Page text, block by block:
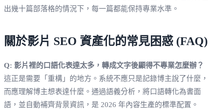
出幾十篇部落格的情況下，每一篇都能保持專業水準。
關於影片 SEO 資產化的常見困惑 (FAQ)
Q: 影片裡的口語化表達太多，轉成文字後顯得不專業怎麼辦？
這正是需要「重構」的地方。系統不應只是記錄博主說了什麼，
而應理解博主想表達什麼。通過語義分析，將口語轉化為書面
語，並自動補齊背景資訊，是 2026 年內容生產的標準配置。